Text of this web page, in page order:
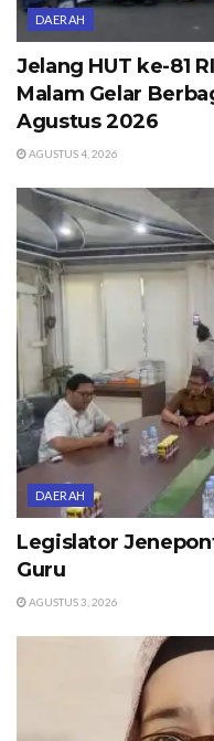
DAERAH
Jelang HUT ke-81
Malam Gelar
Agustus 2026
AGUSTUS 4, 2026
DAERAH
Legislator
Guru
AGUSTUS 3, 2026